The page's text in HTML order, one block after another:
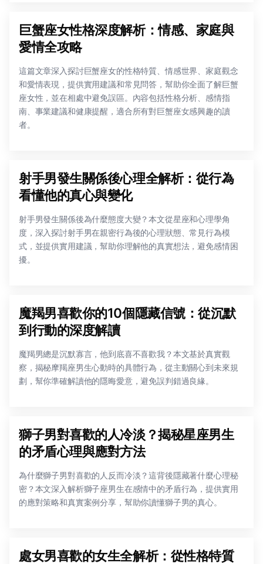
巨蟹座女性格深度解析：情感、家庭與
愛情全攻略
這篇文章深入探討巨蟹座女的性格特質、情感世界、家庭觀念
和愛情表現，提供實用建議和常見問答，幫助你全面了解巨蟹
座女性，並在相處中避免誤區。內容包括性格分析、感情指
南、事業建議和健康提醒，適合所有對巨蟹座女感興趣的讀
者。
射手男發生關係後心理全解析：從行為
看懂他的真心與變化
射手男發生關係後為什麼態度大變？本文從星座和心理學角
度，深入探討射手男在親密行為後的心理狀態、常見行為模
式，並提供實用建議，幫助你理解他的真實想法，避免感情困
擾。
魔羯男喜歡你的10個隱藏信號：從沉默
到行動的深度解讀
魔羯男總是沉默寡言，他到底喜不喜歡我？本文基於真實觀
察，揭秘摩羯座男生心動時的具體行為，從主動關心到未來規
劃，幫你準確解讀他的隱晦愛意，避免誤判錯過良緣。
獅子男對喜歡的人冷淡？揭秘星座男生
的矛盾心理與應對方法
為什麼獅子男對喜歡的人反而冷淡？這背後隱藏著什麼心理秘
密？本文深入解析獅子座男生在感情中的矛盾行為，提供實用
的應對策略和真實案例分享，幫助你讀懂獅子男的真心。
處女男喜歡的女生全解析：從性格特質